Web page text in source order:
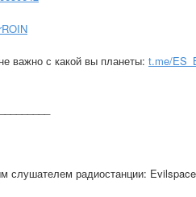
с какой вы планеты: t.me/
слушателем радиостанции: